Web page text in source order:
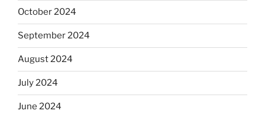
October 2024
September 2024
August 2024
July 2024
June 2024